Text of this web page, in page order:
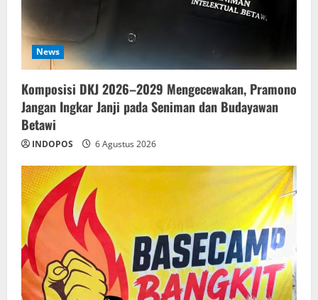
News
Komposisi DKJ 2026–2029 Mengecewakan, Pramono
Jangan Ingkar Janji pada Seniman dan Budayawan
Betawi
INDOPOS 6 Agustus 2026